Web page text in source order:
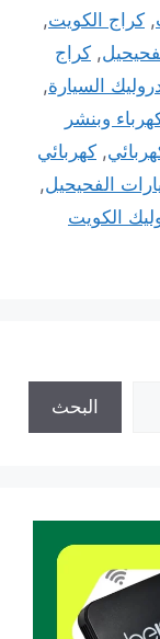
, كراج الكويت,
, كراج
السيارة,
وبنشر
, كهربائي
الفحيحيل,
الكويت
البحث